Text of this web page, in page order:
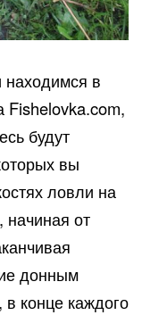
в
Fishelovka.com,
будут
вы
ловли на
от
донным
в конце каждого